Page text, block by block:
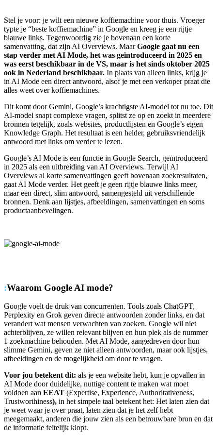
Stel je voor: je wilt een nieuwe koffiemachine voor thuis. Vroeger
typte je “beste koffiemachine” in Google en kreeg je een rijtje
blauwe links. Tegenwoordig zie je bovenaan een korte
samenvatting, dat zijn AI Overviews. MaarGoogle gaat nu een
stap verder met AI Mode, het was geïntroduceerd in 2025 en
was eerst beschikbaar in de VS, maar is het sinds oktober 2025
ook in Nederland beschikbaar. In plaats van alleen links, krijg je
in AI Mode een direct antwoord, alsof je met een verkoper praat die
alles weet over koffiemachines.
Dit komt door Gemini, Google’s krachtigste AI-model tot nu toe. Dit
AI-model snapt complexe vragen, splitst ze op en zoekt in meerdere
bronnen tegelijk, zoals websites, productlijsten en Google’s eigen
Knowledge Graph. Het resultaat is een helder, gebruiksvriendelijk
antwoord met links om verder te lezen.
Google’s AI Mode is een functie in Google Search, geïntroduceerd
in 2025 als een uitbreiding van AI Overviews. Terwijl AI
Overviews al korte samenvattingen geeft bovenaan zoekresultaten,
gaat AI Mode verder. Het geeft je geen rijtje blauwe links meer,
maar een direct, slim antwoord, samengesteld uit verschillende
bronnen. Denk aan lijstjes, afbeeldingen, samenvattingen en soms
productaanbevelingen.
:Waarom Google AI mode?
Google voelt de druk van concurrenten. Tools zoals ChatGPT,
Perplexity en Grok geven directe antwoorden zonder links, en dat
verandert wat mensen verwachten van zoeken. Google wil niet
achterblijven, ze willen relevant blijven en hun plek als de nummer
1 zoekmachine behouden. Met AI Mode, aangedreven door hun
slimme Gemini, geven ze niet alleen antwoorden, maar ook lijstjes,
afbeeldingen en de mogelijkheid om door te vragen.
Voor jou betekent dit: als je een website hebt, kun je opvallen in
AI Mode door duidelijke, nuttige content te maken wat moet
voldoen aan EEAT (Expertise, Experience, Authoritativeness,
Trustworthiness), in het simpele taal betekent het: Het laten zien dat
je weet waar je over praat, laten zien dat je het zelf hebt
meegemaakt, anderen die jouw zien als een betrouwbare bron en dat
de informatie feitelijk klopt.